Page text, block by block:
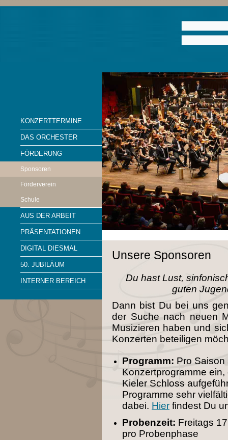
KONZERTTERMINE
DAS ORCHESTER
FÖRDERUNG
Sponsoren
Förderverein
Schule
AUS DER ARBEIT
PRÄSENTATIONEN
DIGITAL DIESMAL
50. JUBILÄUM
INTERNER BEREICH
Unsere Sponsoren
Du hast Lust,
guten
Dann bist Du bei uns
der Suche nach neuen
Musizieren haben und
Konzerten beteiligen
Programm: Pro Saison
Konzertprogramme
Kieler Schloss
Programme sehr
dabei. Hier findest Du
Probenzeit: Freitags
pro Probenphase